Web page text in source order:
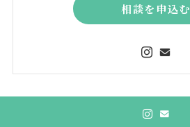
相談を申込む